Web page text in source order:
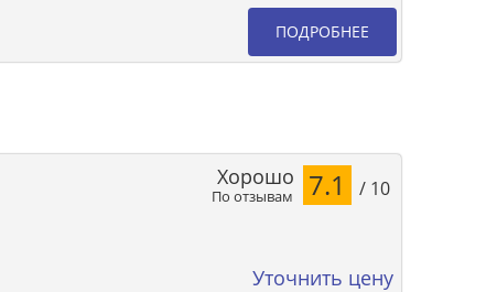
ПОДРОБНЕЕ
По отзывам
Хорошо 7.1 / 10
Уточнить цену